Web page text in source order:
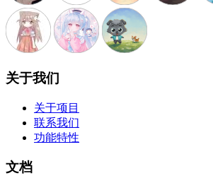
关于我们
关于项目
联系我们
功能特性
文档